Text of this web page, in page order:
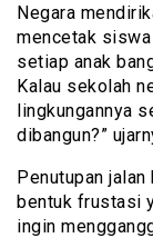
Negara
mencetak
setiap anak
Kalau sekolah
lingkungannya
dibangun?”
Penutupan
bentuk frustasi
ingin